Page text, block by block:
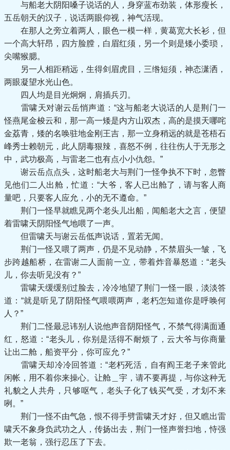
与船老大阴阳嗓子说话的人，身穿蓝布劲装，体形瘦长，
五岳朝天的汉子，说话两眼仰视，神气活现。
在那人之旁立着两人，眼色一模一样，黄葛宽大长衫，但
一个高大轩昂，四方脸膛，白眉红须，另一个则是矮小委琐，
尖嘴猴腮。
另一人相距稍远，生得剑眉虎目，三绺短须，神态潇洒，
两眼凝望水光山色。
四人均是目光炯炯，肩插兵刃。
雷啸天对谢云岳悄声道：“这与船老大说话的人是荆门一
怪燕尾金梭云和，那一高一矮是内方山双杰，高的是摸天哪咤
金荔青，矮的名唤驻地金刚王吉，那一立身稍远的就是苍梧石
峰秀士赖朝元，此人阴毒狠辣，喜怒不例，往往伤人于无形之
中，武功极高，与雷老二也有点小小仇怨。”
谢云岳点点头，这时船老大与荆门一怪争执不下时，忽瞥
见他们二人出舱，忙道：“大爷，客人已出舱了，请与客人商
量吧，只要客人应允，小的无不遵命。”
荆门一怪早就瞧见两个老头儿出船，闻船老大之言，便望
着雷啸天阴阳怪气地喂了一声。
但雷啸天与谢云岳低声说话，置若无闻。
荆门一怪又喂了两声，仍是不见动静，不禁眉头一皱，飞
步跨越船桥，在雷谢二人面前一立，带着炸音暴怒道：“老头
儿，你去听见没有？”
雷啸天缓缓别过脸去，冷冷地望了荆门一怪一眼，淡淡答
道：“就是听见了阴阳怪气喂喂两声，老朽怎知道你是呼唤何
人？”
荆门二怪最忌讳别人说他声音阴阳怪气，不禁气得满面通
红，怒道：“老头儿，你别是活得不耐烦了，云大爷与你商量
让出二舱，船资平分，你可应允？”
雷啸天却冷冷回答道：“老朽死活，自有阎王老子来管此
闲帐，用不着你来操心。让舱＿宇，请不要再提，与你这种无
礼貌之人共舟，只够呕气，老头子化了钱买气受，才划不来
咧。”
荆门一怪不由气急，恨不得手劈雷啸天才好，但又瞧出雷
啸夭不象身负武功之人，传扬出去，荆门一怪声誉扫地，恃强
欺一老翁，强行忍压了下去。